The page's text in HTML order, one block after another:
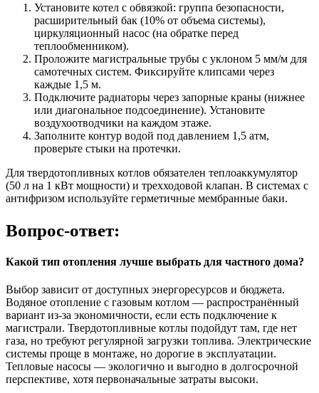
Установите котел с обвязкой: группа безопасности,
расширительный бак (10% от объема системы),
циркуляционный насос (на обратке перед
теплообменником).
Проложите магистральные трубы с уклоном 5 мм/м для
самотечных систем. Фиксируйте клипсами через
каждые 1,5 м.
Подключите радиаторы через запорные краны (нижнее
или диагональное подсоединение). Установите
воздухоотводчики на каждом этаже.
Заполните контур водой под давлением 1,5 атм,
проверьте стыки на протечки.
Для твердотопливных котлов обязателен теплоаккумулятор
(50 л на 1 кВт мощности) и трехходовой клапан. В системах с
антифризом используйте герметичные мембранные баки.
Вопрос-ответ:
Какой тип отопления лучше выбрать для частного дома?
Выбор зависит от доступных энергоресурсов и бюджета.
Водяное отопление с газовым котлом — распространённый
вариант из-за экономичности, если есть подключение к
магистрали. Твердотопливные котлы подойдут там, где нет
газа, но требуют регулярной загрузки топлива. Электрические
системы проще в монтаже, но дорогие в эксплуатации.
Тепловые насосы — экологично и выгодно в долгосрочной
перспективе, хотя первоначальные затраты высоки.